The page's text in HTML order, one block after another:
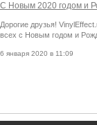
С Новым 2020 годом и
Дорогие друзья!
всех с Новым годом и
6 января 2020 в 11:09